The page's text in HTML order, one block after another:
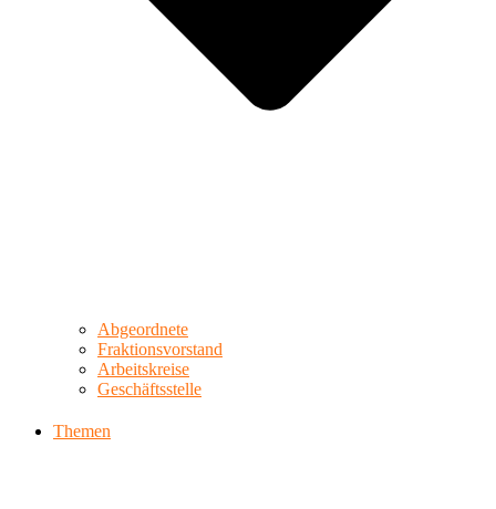
Abgeordnete
Fraktionsvorstand
Arbeitskreise
Geschäftsstelle
Themen